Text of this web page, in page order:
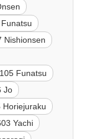
Nishionsen
Funatsu
Jo
Horiejuraku
Yachi